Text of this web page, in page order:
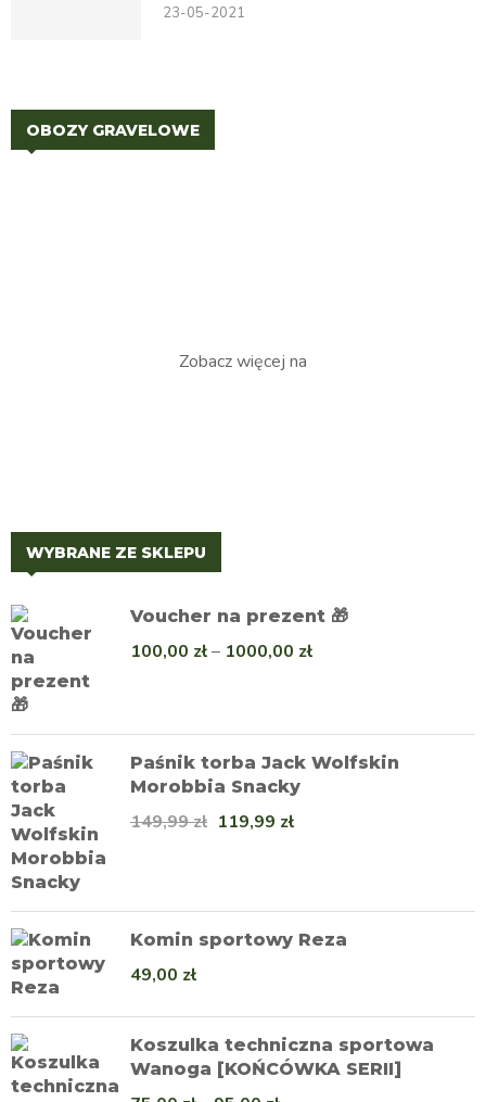
23-05-2021
OBOZY GRAVELOWE
Zobacz więcej na
WYBRANE ZE SKLEPU
Voucher na prezent 🎁
100,00 zł– 1000,00 zł
Paśnik torba Jack Wolfskin
Morobbia Snacky
149,99zł 119,99 zł
Komin sportowy Reza
49,00 zł
Koszulka techniczna sportowa
Wanoga [KOŃCÓWKA SERII]